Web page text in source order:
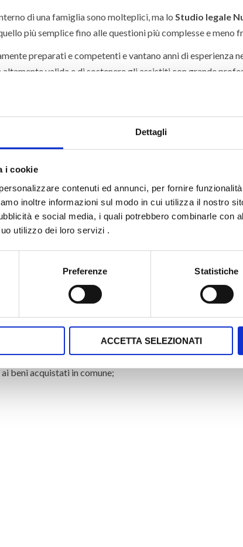
Dettagli
i cookie
contenuti ed annunci, per fornire
inoltre informazioni sul modo in cui utilizza il nostro
e social media, i quali potrebbero combinarle con
utilizzo dei loro servizi .
Preferenze Statistiche
ACCETTA SELEZIONATI
di una famiglia sono molteplici, ma lo Studio legale
più semplice fino alle questioni più complesse e meno
preparati e competenti e vantano anni di esperienza
valida e di sostenere gli assistiti con grande
l’intervento del tribunale;
davanti all’ufficiale di stato civile;
beni acquistati in comune;